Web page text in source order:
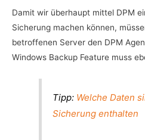
Damit wir überhaupt mittel DPM
Sicherung machen können,
betroffenen Server den DPM
Windows Backup Feature muss
Tipp: Welche Daten
Sicherung enthalten